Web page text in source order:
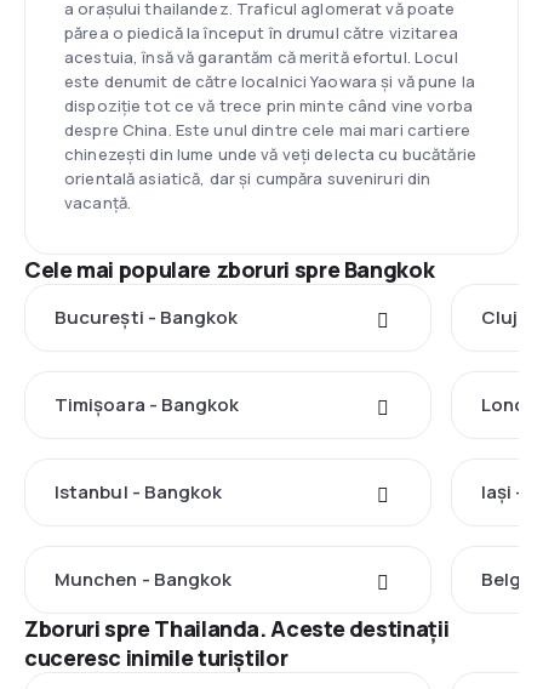
a orașului thailandez. Traficul aglomerat vă poate
părea o piedică la început în drumul către vizitarea
acestuia, însă vă garantăm că merită efortul. Locul
este denumit de către localnici Yaowara și vă pune la
dispoziție tot ce vă trece prin minte când vine vorba
despre China. Este unul dintre cele mai mari cartiere
chinezești din lume unde vă veți delecta cu bucătărie
orientală asiatică, dar și cumpăra suveniruri din
vacanță.
Cele mai populare zboruri spre Bangkok
București - Bangkok Cluj-
Timișoara - Bangkok
Istanbul - Bangkok Iași -
Munchen - Bangkok
Zboruri spre Thailanda. Aceste destinații
cuceresc inimile turiștilor